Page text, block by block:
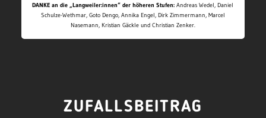
DANKE an die „Langweiler:innen“ der höheren Stufen: Andreas Wedel, Daniel
Schulze-Wethmar, Goto Dengo, Annika Engel, Dirk Zimmermann, Marcel
Nasemann, Kristian Gäckle und Christian Zenker.
ZUFALLSBEITRAG